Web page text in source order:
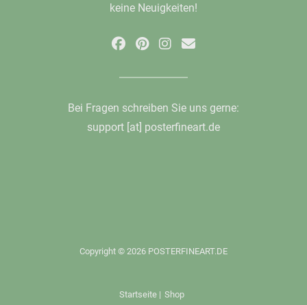
keine Neuigkeiten!
Bei Fragen schreiben Sie uns gerne:
support [at] posterfineart.de
Copyright © 2026 POSTERFINEART.DE
Startseite | Shop